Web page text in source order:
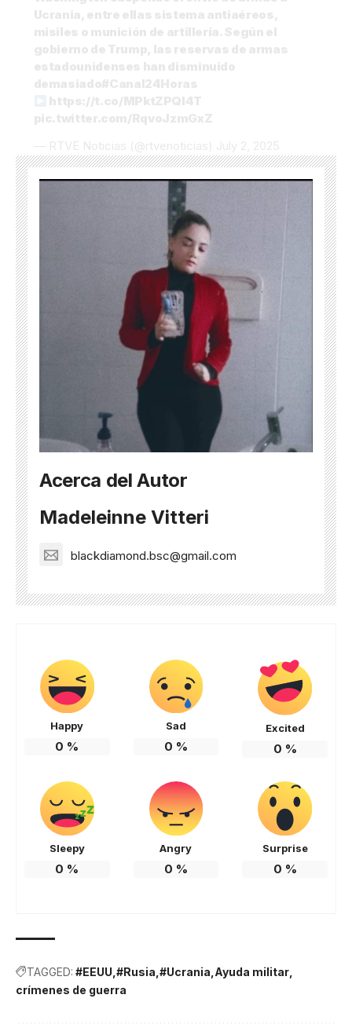
Acerca del Autor
Madeleinne Vitteri
blackdiamond.bsc@gmail.com
Happy
0 %
Sad
0 %
Excited
0 %
Sleepy
0 %
Angry
0 %
Surprise
0 %
TAGGED: #EEUU #Rusia #Ucrania Ayuda militar
crímenes de guerra